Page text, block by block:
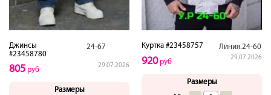
Джинсы
#23458780
24-67
29.07.2026
805 руб
Размеры
Куртка #23458757 Линия.24-60
29.07.2026
920руб
Размеры